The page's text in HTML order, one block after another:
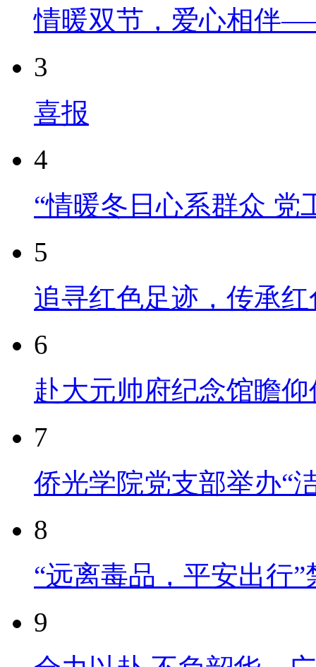
情暖双节，爱心相伴
3
喜报
4
“情暖冬日心系群众
5
追寻红色足迹，传承
6
赴大元帅府纪念馆瞻
7
侨光学院党支部举办“
8
“远离毒品，平安出行
9